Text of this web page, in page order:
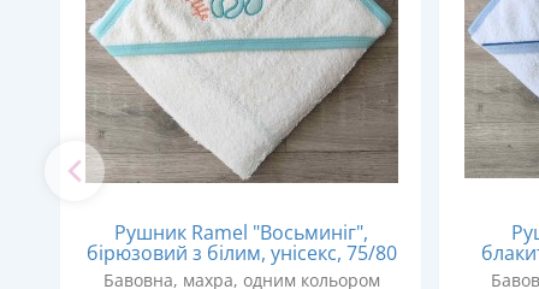
Рушник Ramel "Восьминіг",
бірюзовий з білим, унісекс, 75/80
Бавовна, махра, одним кольором